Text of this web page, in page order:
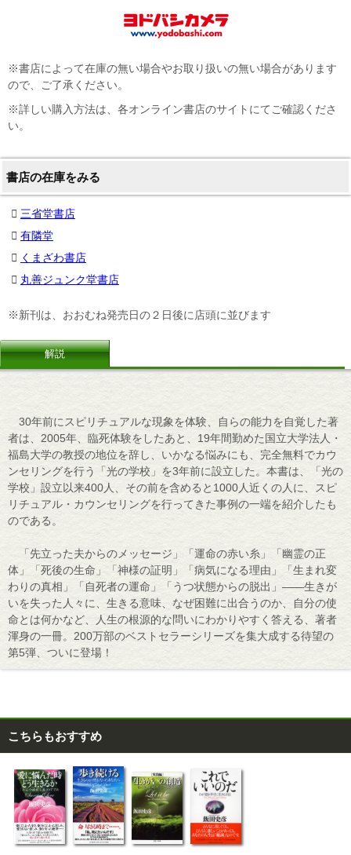
※書店によって在庫の無い場合やお取り扱いの無い場合があります
ので、ご了承ください。
※詳しい購入方法は、各オンライン書店のサイトにてご確認くださ
い。
書店の在庫をみる
三省堂書店
有隣堂
くまざわ書店
丸善ジュンク堂書店
※新刊は、おおむね発売日の２日後に店頭に並びます
解説
30年前にスピリチュアルな現象を体験、自らの能力を自覚した著
者は、2005年、臨死体験をしたあと、19年間勤めた国立大学法人・
福島大学の教授の地位を辞し、いかなる悩みにも、完全無料でカウ
ンセリングを行う「光の学校」を3年前に設立した。本書は、「光の
学校」設立以来400人、その前を含めると1000人近くの人に、スピ
リチュアル・カウンセリングを行ってきた事例の一端を紹介したも
のである。
「先立った夫からのメッセージ」「運命の赤い糸」「幽霊の正
体」「死後の生命」「神様の証明」「病気になる理由」「生まれ変
わりの真相」「自死者の運命」「うつ状態からの脱出」――生きが
いを失った人々に、生きる意味、なぜ困難に出合うのか、自分の使
命とは何かなど、人生の根源的な問いにわかりやすく答える、著者
渾身の一冊。200万部のベストセラーシリーズを集大成する待望の
第5弾、ついに登場！
こちらもおすすめ